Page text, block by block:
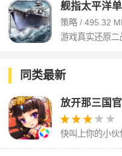
舰指太平洋
策略 / 495.32
游戏真实还原
同类最新
放开那三国
快叫上你的小
的三国世界吧！